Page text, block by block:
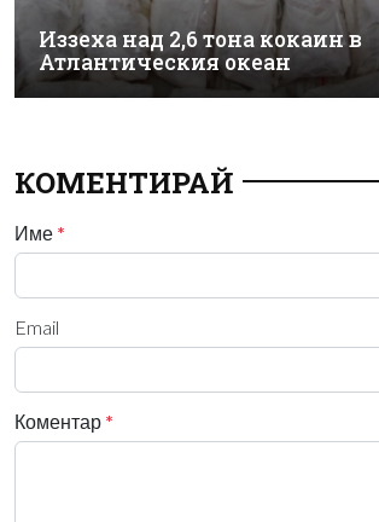
Иззеха над 2,6 тона кокаин в
Атлантическия океан
КОМЕНТИРАЙ
Име *
Email
Коментар *